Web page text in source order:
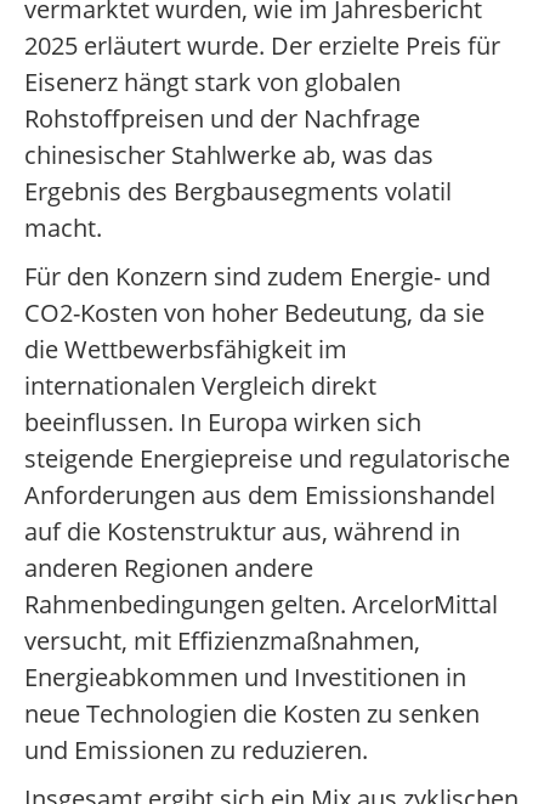
vermarktet wurden, wie im Jahresbericht
2025 erläutert wurde. Der erzielte Preis für
Eisenerz hängt stark von globalen
Rohstoffpreisen und der Nachfrage
chinesischer Stahlwerke ab, was das
Ergebnis des Bergbausegments volatil
macht.
Für den Konzern sind zudem Energie- und
CO2-Kosten von hoher Bedeutung, da sie
die Wettbewerbsfähigkeit im
internationalen Vergleich direkt
beeinflussen. In Europa wirken sich
steigende Energiepreise und regulatorische
Anforderungen aus dem Emissionshandel
auf die Kostenstruktur aus, während in
anderen Regionen andere
Rahmenbedingungen gelten. ArcelorMittal
versucht, mit Effizienzmaßnahmen,
Energieabkommen und Investitionen in
neue Technologien die Kosten zu senken
und Emissionen zu reduzieren.